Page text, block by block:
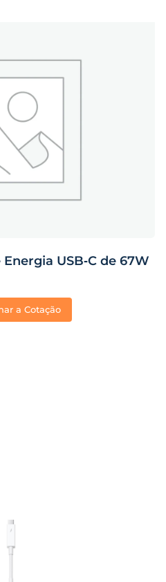
USB‑C de 67W
a Cotação